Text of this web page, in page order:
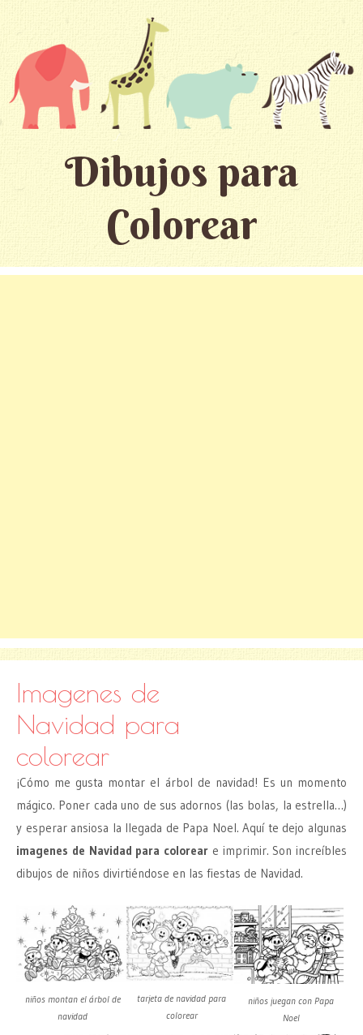
Dibujos para
Colorear
Imagenes de
Navidad para
colorear
¡Cómo me gusta montar el árbol de navidad! Es un momento
mágico. Poner cada uno de sus adornos (las bolas, la estrella…)
y esperar ansiosa la llegada de Papa Noel. Aquí te dejo algunas
imagenes de Navidad para colorear e imprimir. Son increíbles
dibujos de niños divirtiéndose en las fiestas de Navidad.
niños montan el árbol de
navidad
tarjeta de navidad para
colorear
niños juegan con Papa
Noel